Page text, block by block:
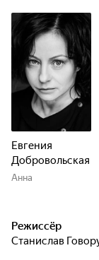
Евгения
Добровольская
Анна
Режиссёр
Станислав